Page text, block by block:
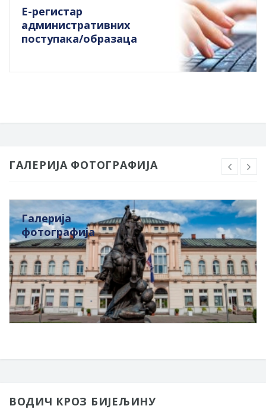
Е-регистар
административних
поступака/образаца
ГАЛЕРИЈА ФОТОГРАФИЈА
Галерија
фотографија
ВОДИЧ КРОЗ БИЈЕЉИНУ